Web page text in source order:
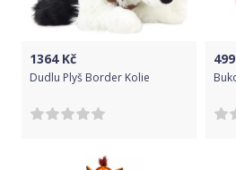
1364Kč
Dudlu Plyš Border Kolie
499